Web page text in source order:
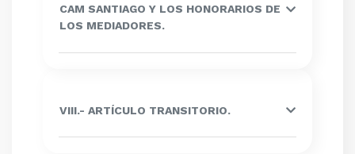
CAM SANTIAGO Y LOS HONORARIOS DE
LOS MEDIADORES.
VIII.- ARTÍCULO TRANSITORIO.